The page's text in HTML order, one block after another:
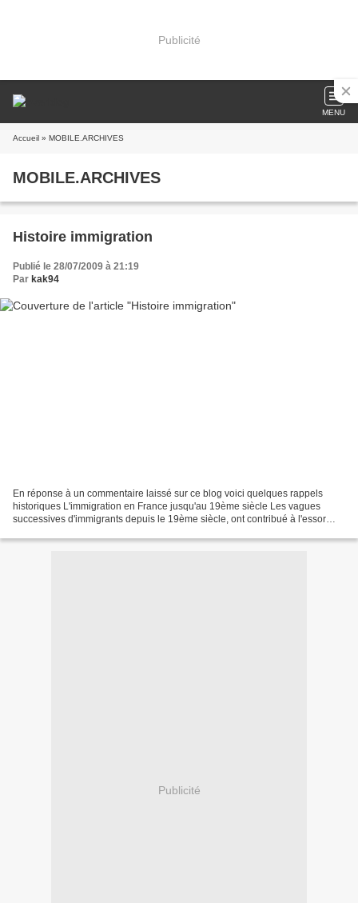
Publicité
MENU
Accueil » MOBILE.ARCHIVES
MOBILE.ARCHIVES
Histoire immigration
Publié le 28/07/2009 à 21:19
Par kak94
En réponse à un commentaire laissé sur ce blog voici quelques rappels
historiques L'immigration en France jusqu'au 19ème siècle Les vagues
successives d'immigrants depuis le 19ème siècle, ont contribué à l'essor
Publicité